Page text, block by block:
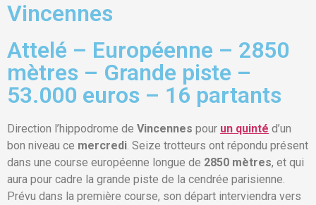
Vincennes
Attelé – Européenne – 2850
mètres – Grande piste –
53.000 euros – 16 partants
Direction l’hippodrome de Vincennes pour un quinté d’un
bon niveau ce mercredi . Seize trotteurs ont répondu présent
dans une course européenne longue de 2850 mètres, et qui
aura pour cadre la grande piste de la cendrée parisienne.
Prévu dans la première course, son départ interviendra vers